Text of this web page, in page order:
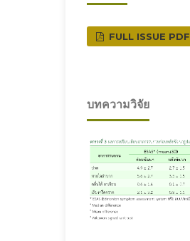
FULL ISSUE PDF
บทความวิจัย